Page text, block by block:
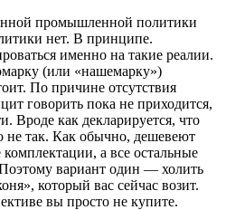
промышленной политики
нет. В принципе.
именно на такие реалии.
(или «нашемарку»)
По причине отсутствия
говорить пока не приходится,
Вроде как декларируется, что
не так. Как обычно, дешевеют
а все остальные
вариант один — холить
который вас сейчас возит.
вы просто не купите.